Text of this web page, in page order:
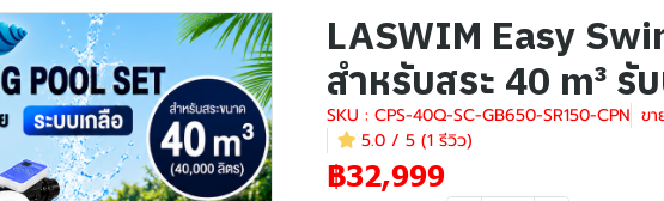
LASWIM Easy
สำหรับสระ 40 m³ รั
SKU : CPS-40Q-SC-GB650-SR150-CPN ข
5.0 / 5 (1 รีวิว)
฿32,999